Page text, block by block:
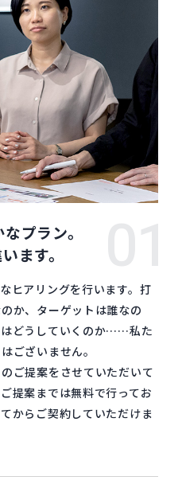
プラン。
ます。
ヒアリングを行います。打
か、ターゲットは誰なの
はどうしていくのか……私た
ございません。
ご提案をさせていただいて
提案までは無料で行ってお
からご契約していただけま